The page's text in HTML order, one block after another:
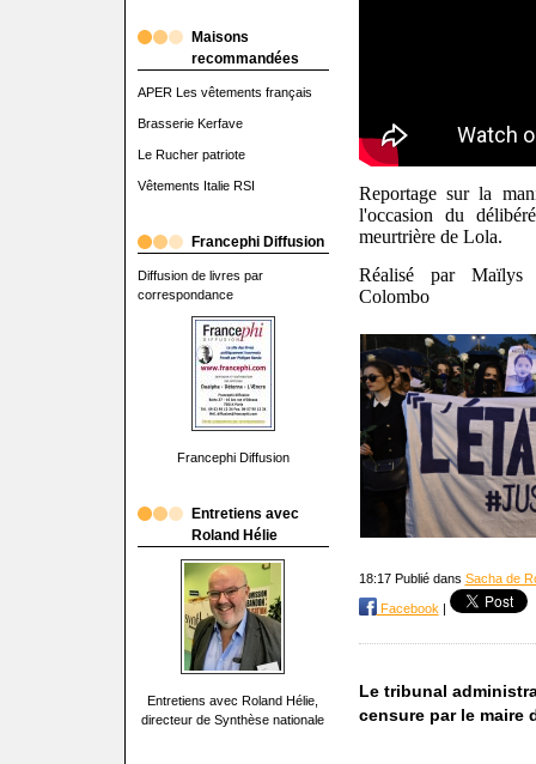
Maisons
recommandées
APER Les vêtements français
Brasserie Kerfave
Le Rucher patriote
Vêtements Italie RSI
Francephi Diffusion
Diffusion de livres par
correspondance
Francephi Diffusion
Entretiens avec
Roland Hélie
Entretiens avec Roland Hélie,
directeur de Synthèse nationale
Reportage sur la
l'occasion du
meurtrière de Lola.
Réalisé par Maïlys
Colombo
18:17 Publié dans Sacha de
Facebook
Le tribunal
censure par le maire